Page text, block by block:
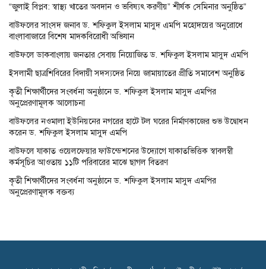
“জুলাই বিপ্লব: স্বাস্থ্য খাতের অবদান ও ভবিষ্যৎ করণীয়” শীর্ষক সেমিনার অনুষ্ঠিত”
বাউফলের সাংসদ জনাব ড. শফিকুল ইসলাম মাসুদ এমপি মহোদয়ের অনুরোধে
বাংলাবাজারে বিশেষ মাদকবিরোধী অভিযান
বাউফলে ডাকবাংলায় জনতার সেবায় নিয়োজিত ড. শফিকুল ইসলাম মাসুদ এমপি
ইসলামী ছাত্রশিবিরের বিদায়ী সদস্যদের নিয়ে জামায়াতের প্রীতি সমাবেশ অনুষ্ঠিত
কৃতী শিক্ষার্থীদের সংবর্ধনা অনুষ্ঠানে ড. শফিকুল ইসলাম মাসুদ এমপির
অনুপ্রেরণামূলক আলোচনা
বাউফলের নওমালা ইউনিয়নের নগরের হাটে টল ঘরের নির্মাণকাজের শুভ উদ্বোধন
করেন ড. শফিকুল ইসলাম মাসুদ এমপি
বাউফলে যাকাত ওয়েলফেয়ার ফাউন্ডেশনের উদ্যোগে যাকাতভিত্তিক স্বাবলম্বী
কর্মসূচির আওতায় ১১টি পরিবারের মাঝে ছাগল বিতরণ
কৃতী শিক্ষার্থীদের সংবর্ধনা অনুষ্ঠানে ড. শফিকুল ইসলাম মাসুদ এমপির
অনুপ্রেরণামূলক বক্তব্য